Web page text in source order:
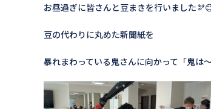
お昼過ぎに皆さんと豆まきを行いました
豆の代わりに丸めた新聞紙を
暴れまわっている鬼さんに向かって「鬼は